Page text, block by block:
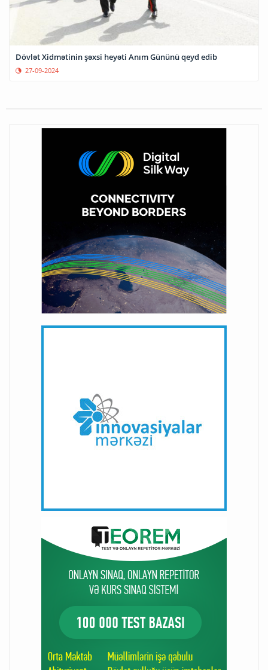
Dövlət Xidmətinin şəxsi heyəti Anım Gününü qeyd edib
27-09-2024